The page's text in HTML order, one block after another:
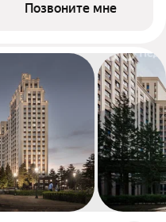
Позвоните мне